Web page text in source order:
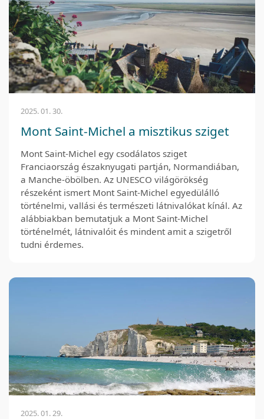
2025. 01. 30.
Mont Saint-Michel a misztikus sziget
Mont Saint-Michel egy csodálatos sziget
Franciaország északnyugati partján, Normandiában,
a Manche-öbölben. Az UNESCO világörökség
részeként ismert Mont Saint-Michel egyedülálló
történelmi, vallási és természeti látnivalókat kínál. Az
alábbiakban bemutatjuk a Mont Saint-Michel
történelmét, látnivalóit és mindent amit a szigetről
tudni érdemes.
2025. 01. 29.